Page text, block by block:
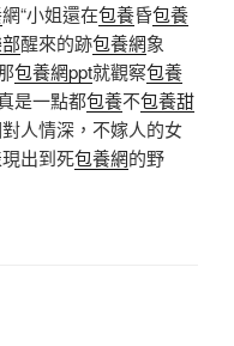
網“小姐還在包養昏包養
醒來的跡包養網象
包養網ppt就觀察包養
是一點都包養不包養甜
人情深，不嫁人的女
出到死包養網的野